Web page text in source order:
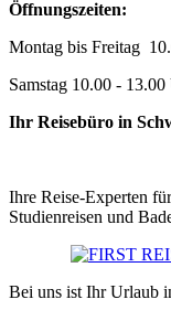
Öffnungszeiten:
Montag bis Freitag
Samstag 10.00 -
Ihr Reisebüro in
Ihre Reise-Experten
Studienreisen und
Bei uns ist Ihr Urlaub